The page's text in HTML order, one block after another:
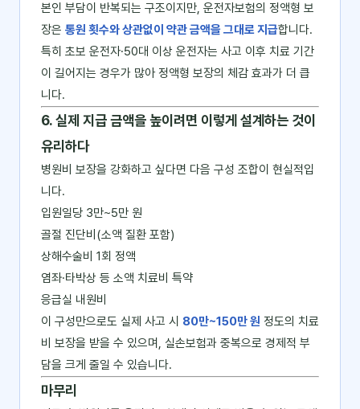
본인 부담이 반복되는 구조이지만, 운전자보험의 정액형 보
장은 통원 횟수와 상관없이 약관 금액을 그대로 지급합니다.
특히 초보 운전자·50대 이상 운전자는 사고 이후 치료 기간
이 길어지는 경우가 많아 정액형 보장의 체감 효과가 더 큽
니다.
6. 실제 지급 금액을 높이려면 이렇게 설계하는 것이
유리하다
병원비 보장을 강화하고 싶다면 다음 구성 조합이 현실적입
니다.
입원일당 3만~5만 원
골절 진단비(소액 질환 포함)
상해수술비 1회 정액
염좌·타박상 등 소액 치료비 특약
응급실 내원비
이 구성만으로도 실제 사고 시 80만~150만 원 정도의 치료
비 보장을 받을 수 있으며, 실손보험과 중복으로 경제적 부
담을 크게 줄일 수 있습니다.
마무리